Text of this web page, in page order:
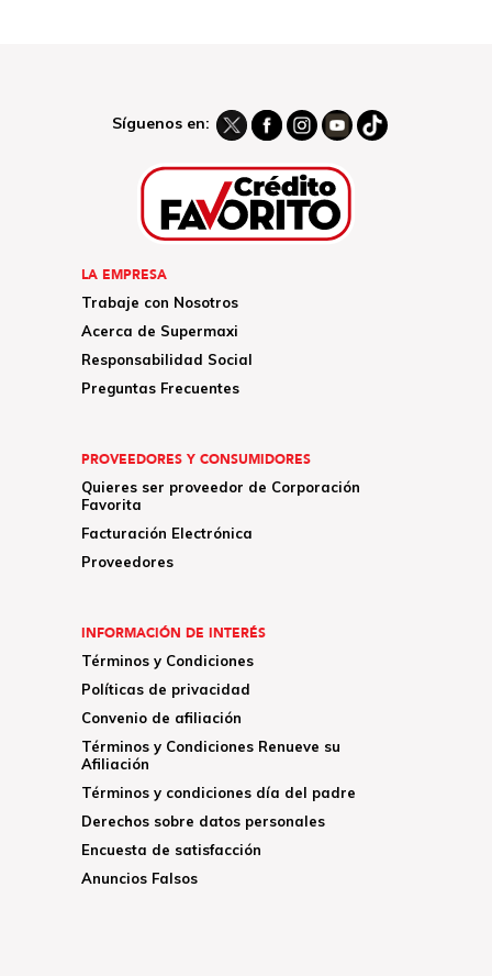
Síguenos en:
LA EMPRESA
Trabaje con Nosotros
Acerca de Supermaxi
Responsabilidad Social
Preguntas Frecuentes
PROVEEDORES Y CONSUMIDORES
Quieres ser proveedor de Corporación
Favorita
Facturación Electrónica
Proveedores
INFORMACIÓN DE INTERÉS
Términos y Condiciones
Políticas de privacidad
Convenio de afiliación
Términos y Condiciones Renueve su
Afiliación
Términos y condiciones día del padre
Derechos sobre datos personales
Encuesta de satisfacción
Anuncios Falsos